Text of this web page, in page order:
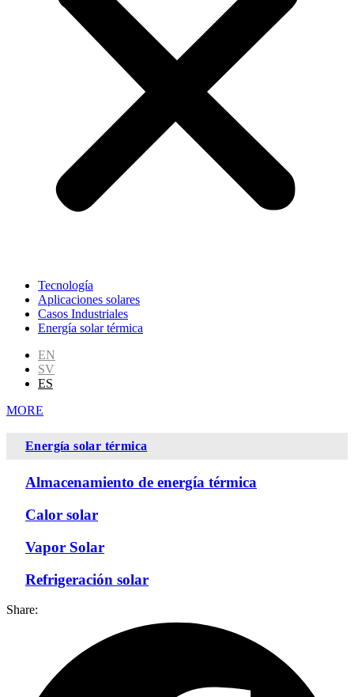
Tecnología
Aplicaciones solares
Casos Industriales
Energía solar térmica
EN
SV
ES
MORE
Energía solar térmica
Almacenamiento de energía térmica
Calor solar
Vapor Solar
Refrigeración solar
Share: